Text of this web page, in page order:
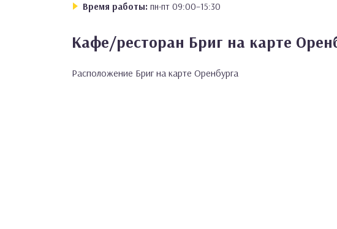
Время работы: пн-пт 09:00–15:30
Кафе/ресторан Бриг на карте
Расположение Бриг на карте Оренбурга